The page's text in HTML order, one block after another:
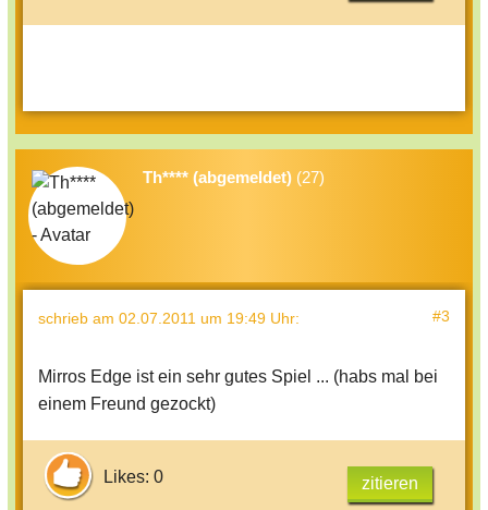
Th**** (abgemeldet) (27)
schrieb am 02.07.2011 um 19:49 Uhr: #3
Mirros Edge ist ein sehr gutes Spiel ... (habs mal bei
einem Freund gezockt)
Likes: 0 zitieren